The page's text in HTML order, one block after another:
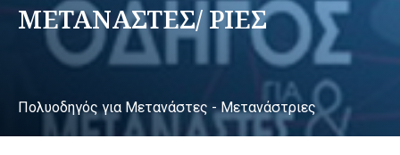
ΜΕΤΑΝΑΣΤΕΣ/ ΡΙΕΣ
Πολυοδηγός για Μετανάστες - Μετανάστριες